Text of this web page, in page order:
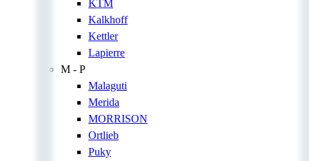
KTM
Kalkhoff
Kettler
Lapierre
M - P
Malaguti
Merida
MORRISON
Ortlieb
Puky